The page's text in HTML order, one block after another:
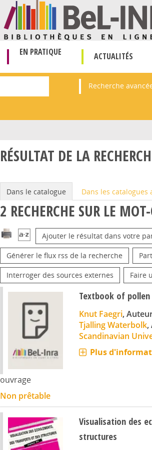
EN PRATIQUE ACTUALITÉS
Recherche
RÉSULTAT DE LA
Dans le catalogue Dans les catalogues
2 RECHERCHE SUR LE
Ajouter le résultat dans votre
Générer le flux rss de la recherche
Interroger des sources externes Faire
ouvrage
Textbook of pollen
Knut Faegri,
Tjalling Waterbolk,
Scandinavian
Plus
Non prêtable
Visualisation des
structures